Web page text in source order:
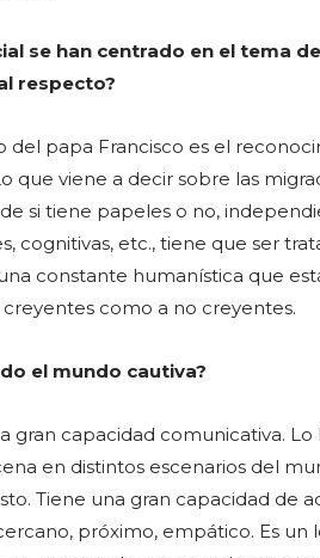
se han centrado en el tema
respecto?
del papa Francisco es el
que viene a decir sobre las
si tiene papeles o no,
cognitivas, etc., tiene que ser
constante humanística que
como a no creyentes.
el mundo cautiva?
gran capacidad comunicativa.
en distintos escenarios del
Tiene una gran capacidad de
próximo, empático. Es un